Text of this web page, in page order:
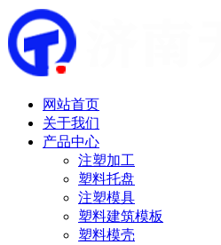
网站首页
关于我们
产品中心
注塑加工
塑料托盘
注塑模具
塑料建筑模板
塑料模壳